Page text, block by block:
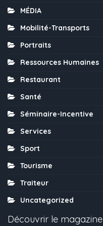
MÉDIA
Mobilité-Transports
Portraits
Ressources Humaines
Restaurant
Santé
Séminaire-Incentive
Services
Sport
Tourisme
Traiteur
Uncategorized
Découvrir le magazine